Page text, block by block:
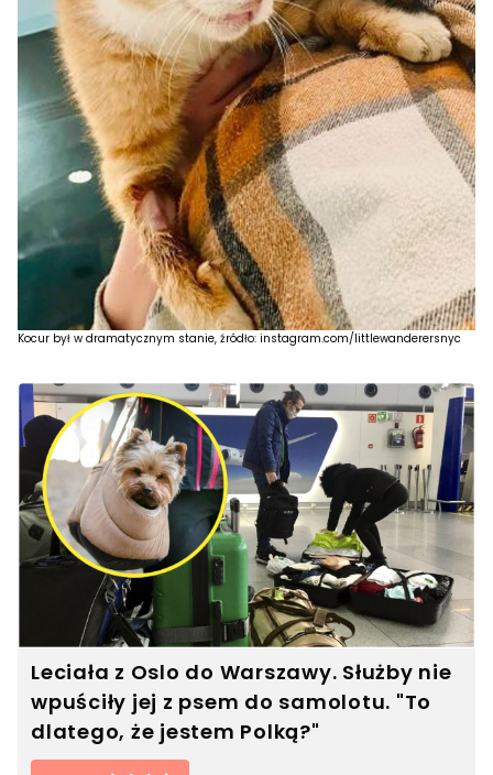
Kocur był w dramatycznym stanie, źródło: instagram.com/littlewanderersnyc
Leciała z Oslo do Warszawy. Służby nie
wpuściły jej z psem do samolotu. "To
dlatego, że jestem Polką?"